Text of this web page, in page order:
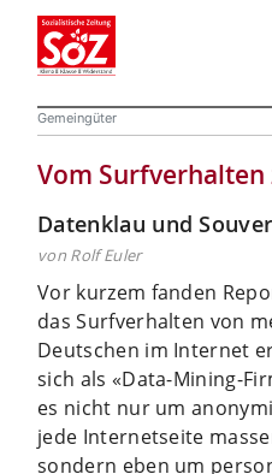
Gemeingüter
Vom
Datenklau und
von Rolf Euler
Vor kurzem fanden
das Surfverhalten von
Deutschen im Internet
sich als «Data-Mining-
es nicht nur um
jede Internetseite
sondern eben um